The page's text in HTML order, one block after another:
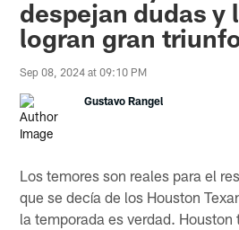
despejan dudas y
logran gran
Sep 08, 2024 at 09:10 PM
Gustavo Rangel
Los temores son reales para el
que se decía de los Houston
la temporada es verdad. Houston